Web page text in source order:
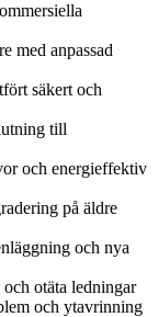
med anpassad
säkert och
till
och energieffektiv
på äldre
och nya
otäta ledningar
och ytavrinning